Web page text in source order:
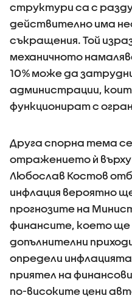
структури са с
действително има
съкращения. Той
механичното
10% може да
администрации,
функционират с
Друга спорна тема
отражението ѝ
Любослав Костов
инфлация вероятно
прогнозите на
финансите, което ще
допълнителни
определи
приятел на
по-високите цени